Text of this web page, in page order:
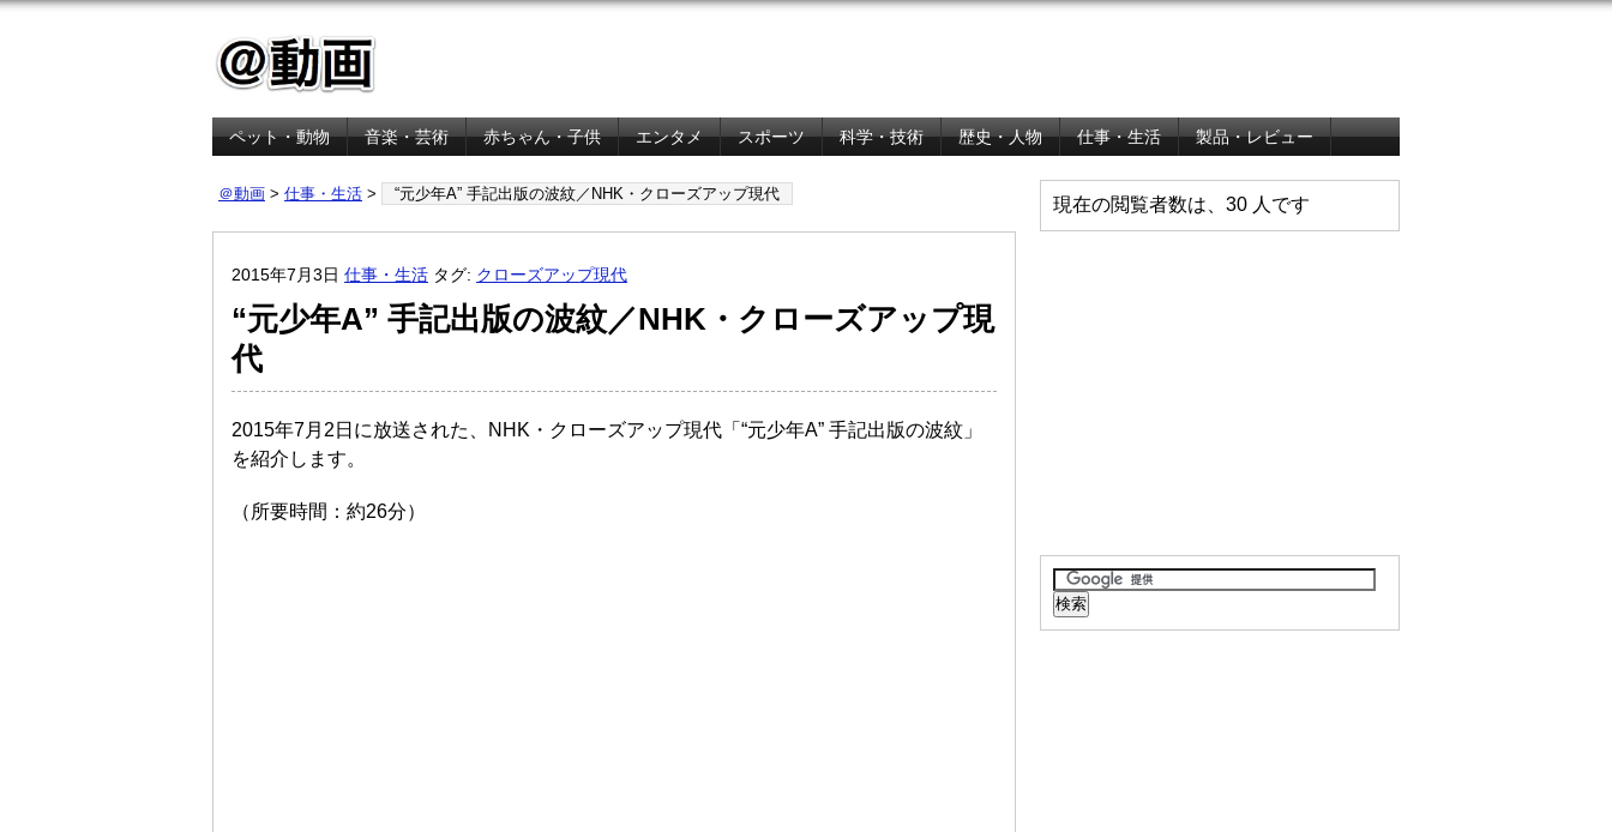
ペット・動物 音楽・芸術 赤ちゃん・子供 エンタメ スポーツ 科学・技術 歴史・人物 仕事・生活
製品・レビュー
＠動画 > 仕事・生活 > “元少年A” 手記出版の波紋／NHK・クローズアップ現代
2015年7月3日 仕事・生活 タグ: クローズアップ現代
“元少年A” 手記出版の波紋／NHK・クローズアップ現
代
2015年7月2日に放送された、NHK・クローズアップ現代「“元少年A” 手記出版の波紋」
を紹介します。
（所要時間：約26分）
現在の閲覧者数は、30 人です